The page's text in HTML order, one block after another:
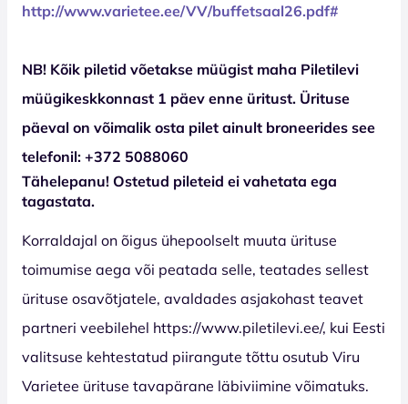
http://www.varietee.ee/VV/buffetsaal26.pdf#
NB! Kõik piletid võetakse müügist maha Piletilevi
müügikeskkonnast 1 päev enne üritust. Ürituse
päeval on võimalik osta pilet ainult broneerides see
telefonil: +372 5088060
Tähelepanu! Ostetud pileteid ei vahetata ega
tagastata.
Korraldajal on õigus ühepoolselt muuta ürituse
toimumise aega või peatada selle, teatades sellest
ürituse osavõtjatele, avaldades asjakohast teavet
partneri veebilehel https://www.piletilevi.ee/, kui Eesti
valitsuse kehtestatud piirangute tõttu osutub Viru
Varietee ürituse tavapärane läbiviimine võimatuks.